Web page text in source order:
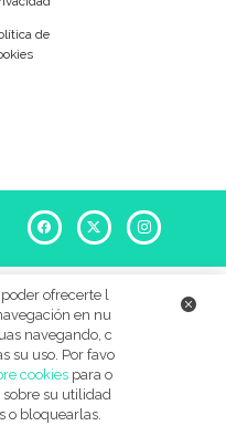
Empleado de mantenimiento
Sustitución de cisternas
Cuadros
Instalación eléctrica
de
Facebook
X
ofrecerte l
en nu
navegando, c
su uso. Por favo
cookiespara o
su utilidad
o bloquearlas.